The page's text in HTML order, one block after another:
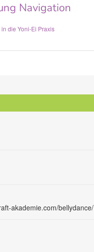
Navigation
die Yoni-Ei Praxis
akademie.com/bellydance/